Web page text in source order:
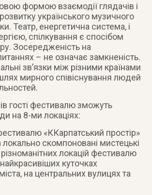
формою взаємодії глядачів і
українського музичного
Театр, енергетична система, і
спілкування є спосібом
Зосередженість на
– не означає замкненість.
зв’язки між різними країнами
мирного співіснування людей
гості фестивалю зможуть
на 8-ми локаціях:
«ККарпатський простір»
локально скомпоновані мистецькі
локацій фестивалю
куточках
на центральних вулицях та